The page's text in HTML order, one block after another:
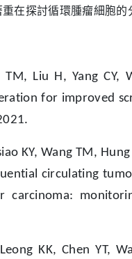
在探討循環腫瘤細胞
Liu H, Yang CY,
for improved
KY, Wang TM,
circulating
carcinoma:
KK, Chen YT,